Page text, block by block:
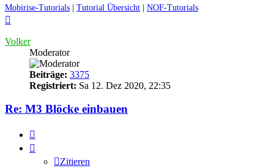
Mobirise-Tutorials Tutorial Übersicht NOF-Tutorials
Volker
Moderator
Beiträge: 3375
Registriert: Sa 12. Dez 2020, 22:35
Re: M3 Blöcke einbauen
Zitieren